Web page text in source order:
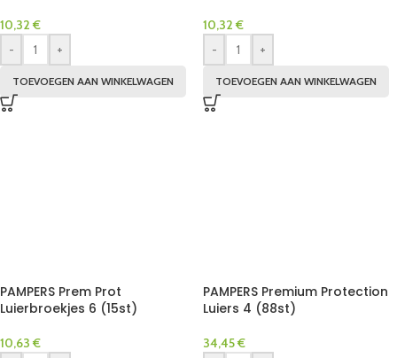
10,32 €
-
+
TOEVOEGEN AAN WINKELWAGEN
10,32 €
-
+
TOEVOEGEN AAN WINKELWAGEN
PAMPERS Prem Prot
Luierbroekjes 6 (15st)
10,63 €
PAMPERS Premium Protection
Luiers 4 (88st)
34,45€